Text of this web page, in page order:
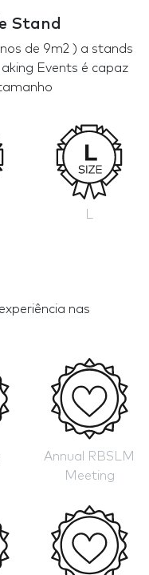
Stand
de 9m2 ) a stands
Events é capaz
L
nas
Annual RBSLM
Meeting